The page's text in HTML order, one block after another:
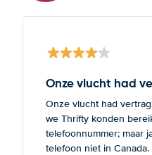
Onze vlucht had
Onze vlucht had
we Thrifty konden
telefoonnummer; maar
telefoon niet in